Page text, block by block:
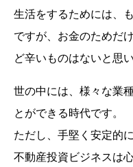
生活をするためには、
ですが、お金のためだ
ど辛いものはないと思い
世の中には、様々な業
とができる時代です。
ただし、手堅く安定的
不動産投資ビジネスは